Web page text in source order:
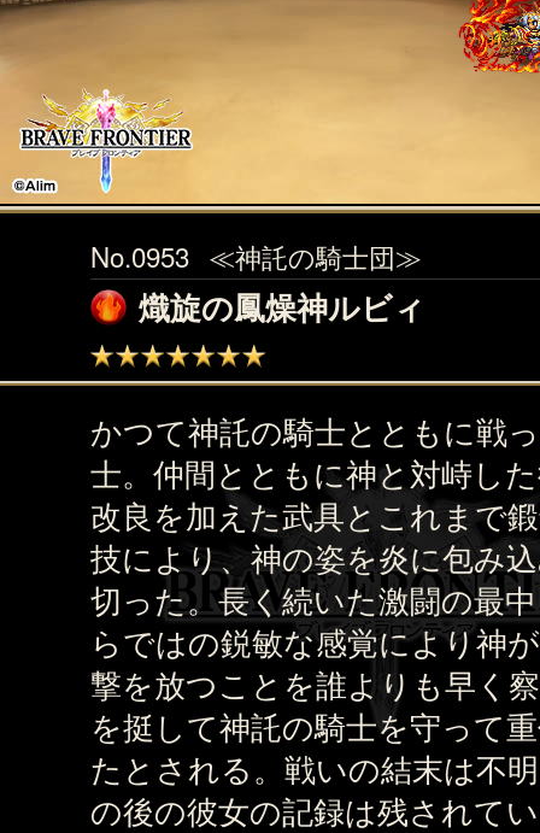
No.0953 ≪神託の騎士団≫
熾旋の鳳燥神ルビィ
かつて神託の騎士とともに戦
士。仲間とともに神と対峙し
改良を加えた武具とこれまで
技により、神の姿を炎に包み
切った。長く続いた激闘の最
らではの鋭敏な感覚により神
撃を放つことを誰よりも早く
を挺して神託の騎士を守って
たとされる。戦いの結末は不
の後の彼女の記録は残されて